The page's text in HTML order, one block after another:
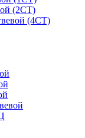
(2СТ)
(4СТ)